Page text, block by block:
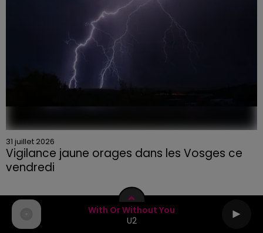
With Or Without You
U2
31 juillet 2026
Vigilance jaune orages dans les Vosges ce
vendredi